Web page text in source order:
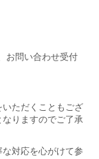
お問い合わせ受付
ただくこともござ
りますのでご了承
対応を心がけて参